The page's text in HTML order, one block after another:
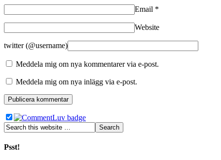
Email *
Website
twitter (@username)
Meddela mig om nya kommentarer via e-post.
Meddela mig om nya inlägg via e-post.
Psst!